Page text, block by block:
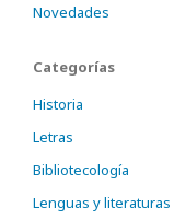
Novedades
Categorías
Historia
Letras
Bibliotecología
Lenguas y